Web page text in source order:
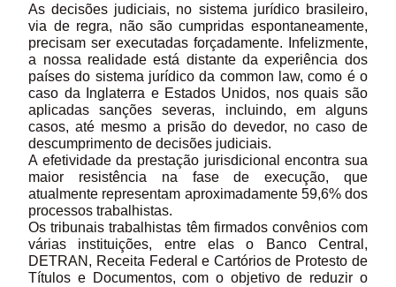
As decisões judiciais, no sistema jurídico brasileiro,
via de regra, não são cumpridas espontaneamente,
precisam ser executadas forçadamente. Infelizmente,
a nossa realidade está distante da experiência dos
países do sistema jurídico da common law, como é o
caso da Inglaterra e Estados Unidos, nos quais são
aplicadas sanções severas, incluindo, em alguns
casos, até mesmo a prisão do devedor, no caso de
descumprimento de decisões judiciais.
A efetividade da prestação jurisdicional encontra sua
maior resistência na fase de execução, que
atualmente representam aproximadamente 59,6% dos
processos trabalhistas.
Os tribunais trabalhistas têm firmados convênios com
várias instituições, entre elas o Banco Central,
DETRAN, Receita Federal e Cartórios de Protesto de
Títulos e Documentos, com o objetivo de reduzir o